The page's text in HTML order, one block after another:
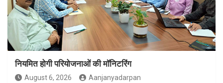
नियमित होगी परियोजनाओं की मॉनिटरिंग
August 6, 2026 Aanjanyadarpan